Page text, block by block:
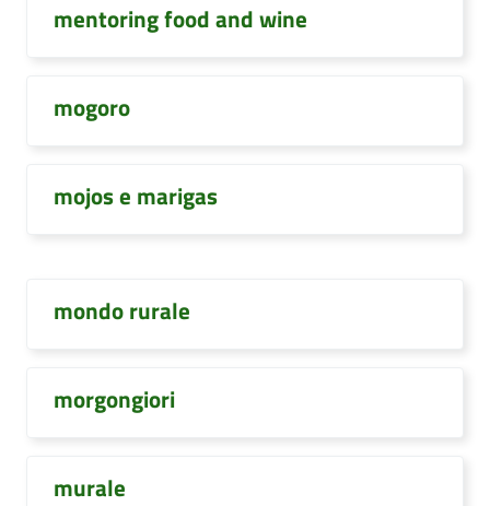
mentoring food and wine
mogoro
mojos e marigas
mondo rurale
morgongiori
murale